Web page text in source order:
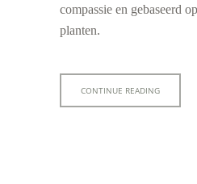
compassie en gebaseerd
planten.
CONTINUE READING